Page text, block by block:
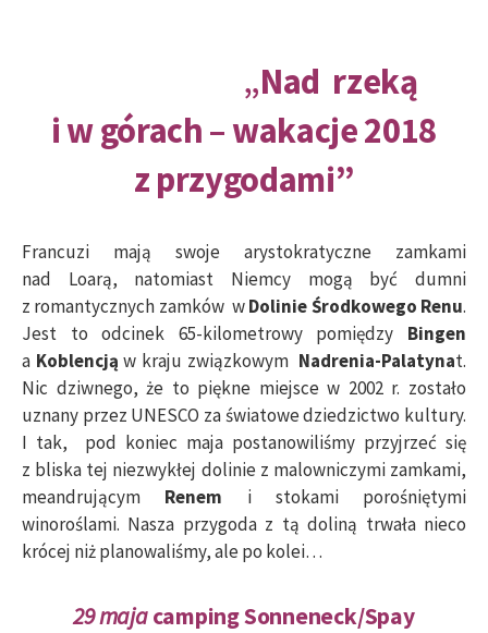
„Nad rzeką
i w górach – wakacje 2018
z przygodami”
Francuzi mają swoje arystokratyczne zamkami
nad Loarą, natomiast Niemcy mogą być dumni
z romantycznych zamków wDolinie Środkowego Renu.
Jest to odcinek 65-kilometrowy pomiędzy Bingen
a Koblencją w kraju związkowym Nadrenia-Palatynat.
Nic dziwnego, że to piękne miejsce w 2002 r. zostało
uznany przez UNESCO za światowe dziedzictwo kultury.
I tak, pod koniec maja postanowiliśmy przyjrzeć się
z bliska tej niezwykłej dolinie z malowniczymi zamkami,
meandrującym Renem i stokami porośniętymi
winoroślami. Nasza przygoda z tą doliną trwała nieco
krócej niż planowaliśmy, ale po kolei…
29 majacamping Sonneneck/Spay